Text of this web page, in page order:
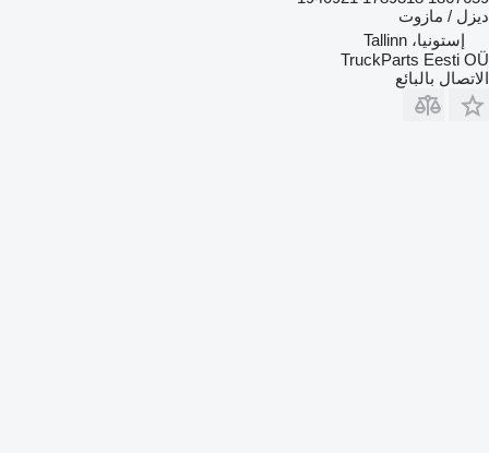
ديزل / مازوت
إستونيا، Tallinn
TruckParts Eesti OÜ
الاتصال بالبائع